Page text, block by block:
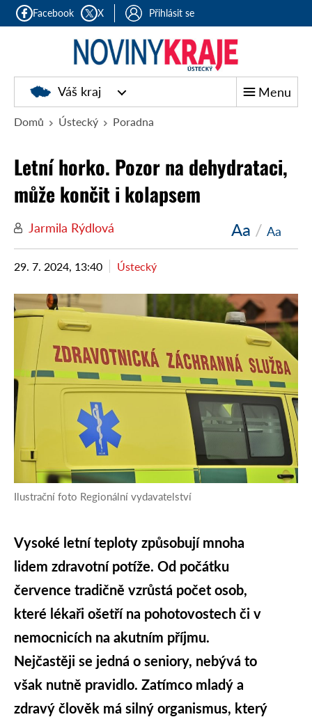
Facebook X Přihlásit se
Váš kraj Menu
Domů Ústecký Poradna
Letní horko. Pozor na dehydrataci,
může končit i kolapsem
Jarmila Rýdlová Aa / Aa
29. 7. 2024, 13:40 Ústecký
Ilustrační foto Regionální vydavatelství
Vysoké letní teploty způsobují mnoha
lidem zdravotní potíže. Od počátku
července tradičně vzrůstá počet osob,
které lékaři ošetří na pohotovostech či v
nemocnicích na akutním příjmu.
Nejčastěji se jedná o seniory, nebývá to
však nutně pravidlo. Zatímco mladý a
zdravý člověk má silný organismus, který